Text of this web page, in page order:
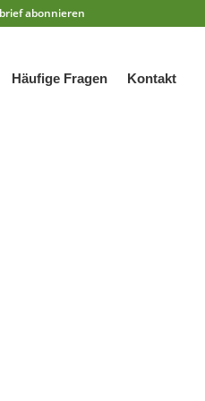
abonnieren
Häufige Fragen Kontakt